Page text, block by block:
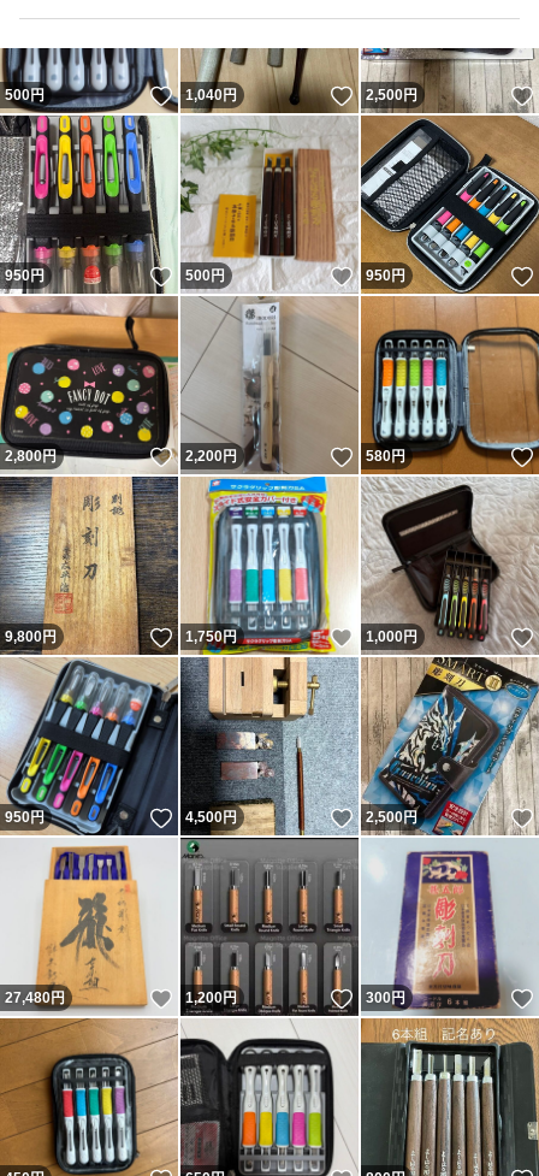
500円 いいね！
1,040円 いいね！
2,500円
950円 いいね！
500円 いいね！
950円
2,800円 いいね！
2,200円 いいね！
580円
9,800円 いいね！
1,750円 いいね！
1,000円
950円 いいね！
4,500円 いいね！
2,500円
27,480円 いいね！
1,200円 いいね！
300円